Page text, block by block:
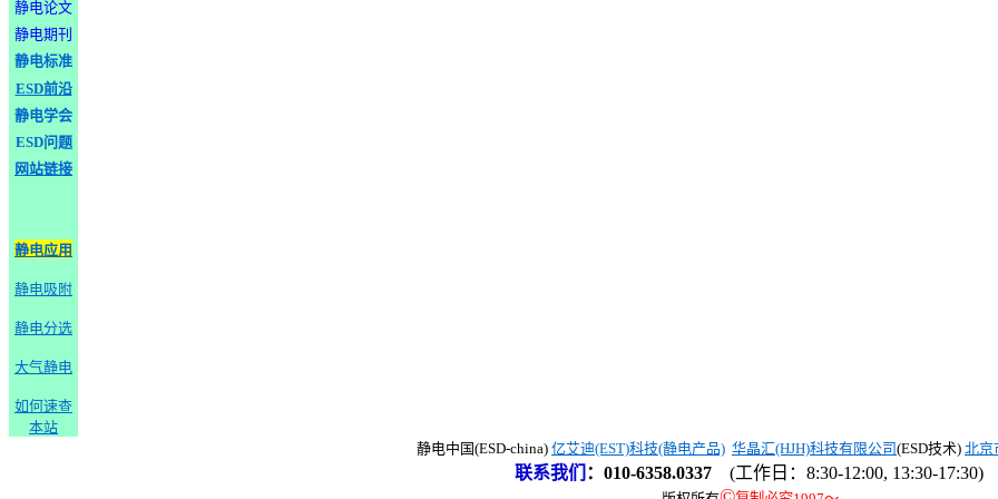
静电论文
静电期刊
静电标准
ESD前沿
静电学会
ESD问题
网站链接
静电应用
静电吸附
静电分选
大气静电
如何速查
本站
静电中国(ESD-china) 亿艾迪(EST)科技(静电产品) 华晶汇(HJH)科技有限公司(ESD技术) 北京
联系我们 ： 010-6358.0337 (工作日：8:30-12:00, 13:30-17:30)